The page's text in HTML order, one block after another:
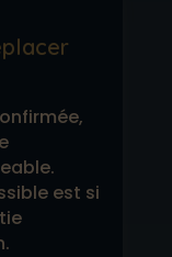
est si